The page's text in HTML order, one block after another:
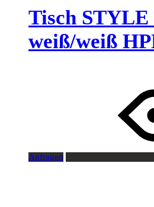
Tisch STYLE
weiß/weiß
Anfragen